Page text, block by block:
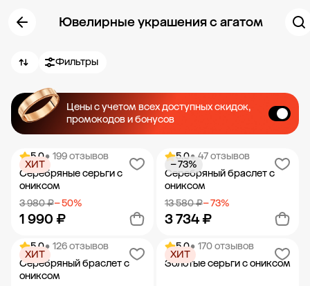
Ювелирные украшения с агатом
Фильтры
Цены с учетом всех доступных скидок,
промокодов и бонусов
5.0• 199 отзывов
Серебряные серьги с
ониксом
3 980 ₽− 50%
1 990 ₽
ХИТ
Добавить в корзину
5.0• 47 отзывов
Серебряный браслет с
ониксом
13 580 ₽− 73%
3 734 ₽
− 73%
Добавить в корзину
5.0• 126 отзывов
Серебряный браслет с
ониксом
ХИТ
5.0• 170 отзывов
Золотые серьги с ониксом
ХИТ